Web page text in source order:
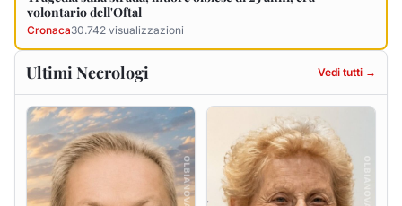
Antonio Sanna
10 agosto 2026
Francesca Desini ved.
9 agosto 2026